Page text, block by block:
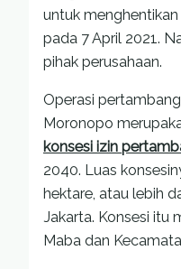
untuk
pada 7 April 2021.
pihak perusahaan.
Operasi
Moronopo
konsesi izin
2040. Luas
hektare, atau lebih
Jakarta. Konsesi itu
Maba dan